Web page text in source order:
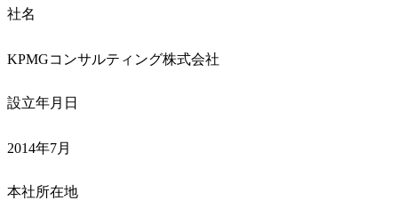
社名
KPMGコンサルティング株式会社
設立年月日
2014年7月
本社所在地